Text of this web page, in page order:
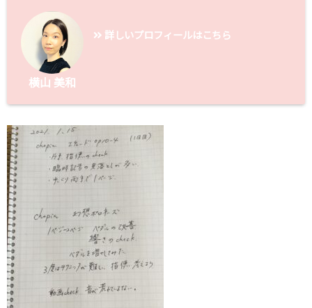
横山 美和
詳しいプロフィールはこちら